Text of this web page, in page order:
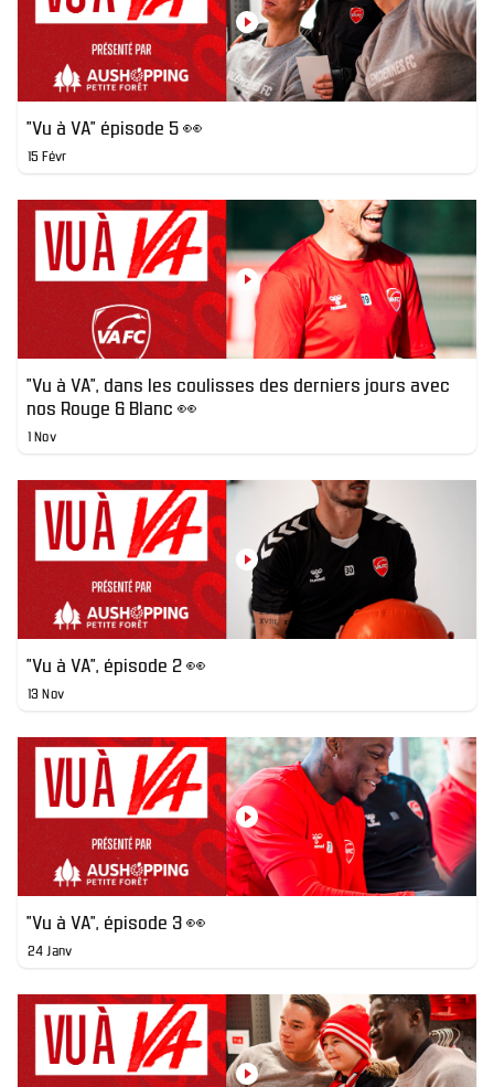
"Vu à VA" épisode 5 👀
15 Févr
"Vu à VA", dans les coulisses des derniers jours avec
nos Rouge & Blanc 👀
1 Nov
"Vu à VA", épisode 2 👀
13 Nov
"Vu à VA", épisode 3 👀
24 Janv